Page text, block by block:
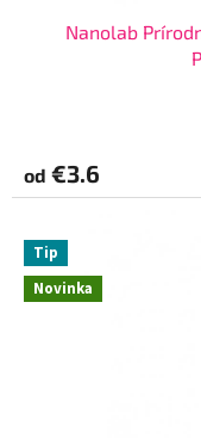
Nanolab
od €3.6
Novinka
Tip